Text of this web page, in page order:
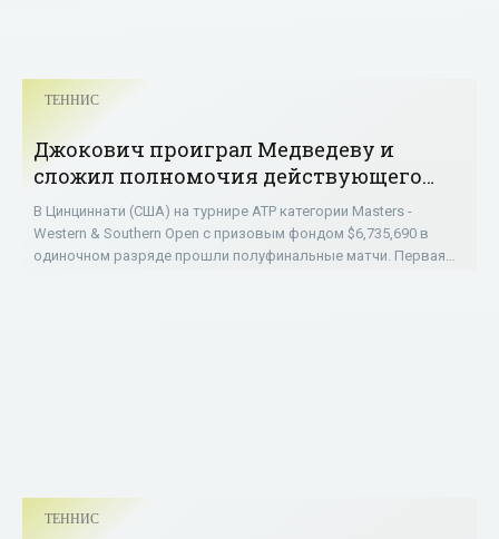
ТЕННИС
Джокович проиграл Медведеву и
сложил полномочия действующего
чемпиона «Мастерса» в Цинциннати -
«ТЕННИС»
В Цинциннати (США) на турнире ATP категории Masters -
Western & Southern Open с призовым фондом $6,735,690 в
одиночном разряде прошли полуфинальные матчи. Первая
ТЕННИС